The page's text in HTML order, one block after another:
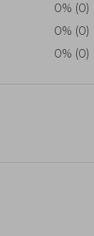
0% (0)
0% (0)
0% (0)